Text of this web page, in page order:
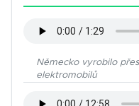
Německo vyrobilo přes
elektromobilů